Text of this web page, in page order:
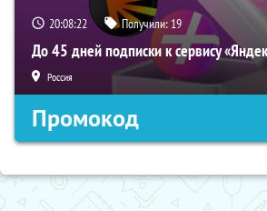
20:08:21 Получили: 19
До 45 дней подписки к сервису
Россия
Промокод